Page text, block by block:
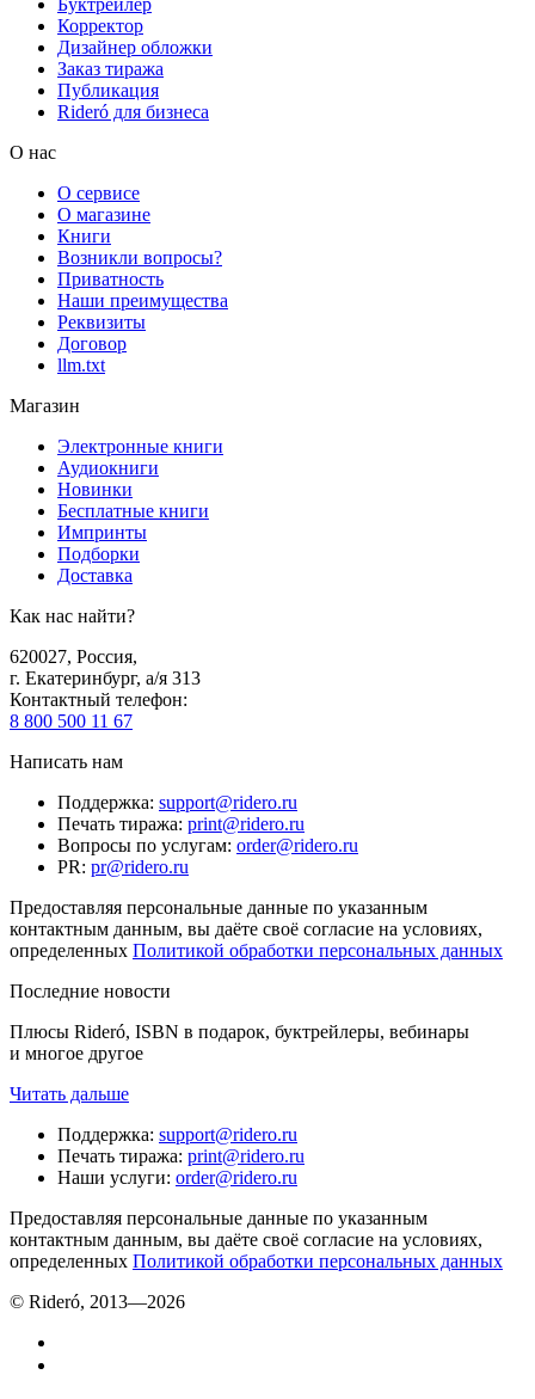
Буктрейлер
Корректор
Дизайнер обложки
Заказ тиража
Публикация
Rideró для бизнеса
О нас
О сервисе
О магазине
Книги
Возникли вопросы?
Приватность
Наши преимущества
Реквизиты
Договор
llm.txt
Магазин
Электронные книги
Аудиокниги
Новинки
Бесплатные книги
Импринты
Подборки
Доставка
Как нас найти?
620027, Россия,
г. Екатеринбург, а/я 313
Контактный телефон:
8 800 500 11 67
Написать нам
Поддержка: support@ridero.ru
Печать тиража: print@ridero.ru
Вопросы по услугам: order@ridero.ru
PR: pr@ridero.ru
Предоставляя персональные данные по указанным
контактным данным, вы даёте своё согласие на условиях,
определенных Политикой обработки персональных данных
Последние новости
Плюсы Rideró, ISBN в подарок, буктрейлеры, вебинары
и многое другое
Читать дальше
Поддержка: support@ridero.ru
Печать тиража: print@ridero.ru
Наши услуги: order@ridero.ru
Предоставляя персональные данные по указанным
контактным данным, вы даёте своё согласие на условиях,
определенных Политикой обработки персональных данных
© Rideró, 2013—2026